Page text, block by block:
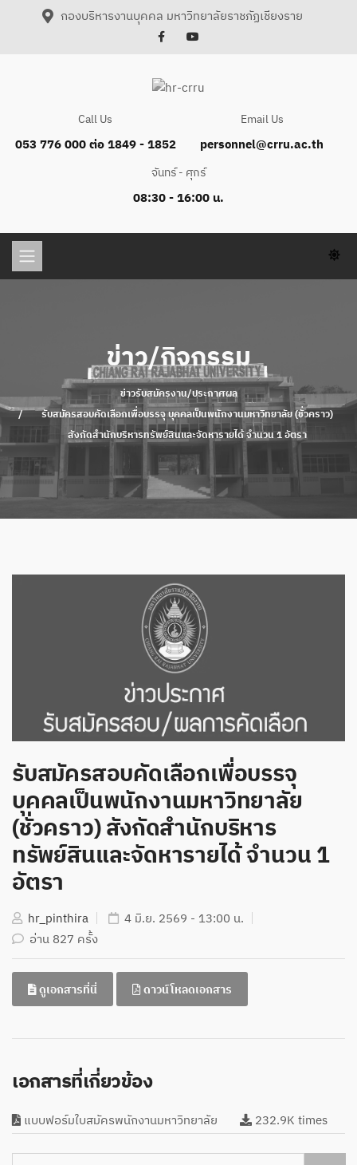
กองบริหารงานบุคคล มหาวิทยาลัยราชภัฏเชียงราย
Call Us
053 776 000 ต่อ 1849 - 1852
Email Us
personnel@crru.ac.th
จันทร์ - ศุกร์
08:30 - 16:00 น.
ข่าว/กิจกรรม
ข่าวรับสมัครงาน/ประกาศผล
รับสมัครสอบคัดเลือกเพื่อบรรจุ บุคคลเป็นพนักงานมหาวิทยาลัย (ชั่วคราว)
สังกัดสำนักบริหารทรัพย์สินและจัดหารายได้ จำนวน 1 อัตรา
รับสมัครสอบคัดเลือกเพื่อบรรจุ
บุคคลเป็นพนักงานมหาวิทยาลัย
(ชั่วคราว) สังกัดสำนักบริหาร
ทรัพย์สินและจัดหารายได้ จำนวน 1
อัตรา
hr_pinthira
4 มิ.ย. 2569 - 13:00 น.
อ่าน 827 ครั้ง
ดูเอกสารที่นี่ ดาวน์โหลดเอกสาร
เอกสารที่เกี่ยวข้อง
แบบฟอร์มใบสมัครพนักงานมหาวิทยาลัย 232.9K times